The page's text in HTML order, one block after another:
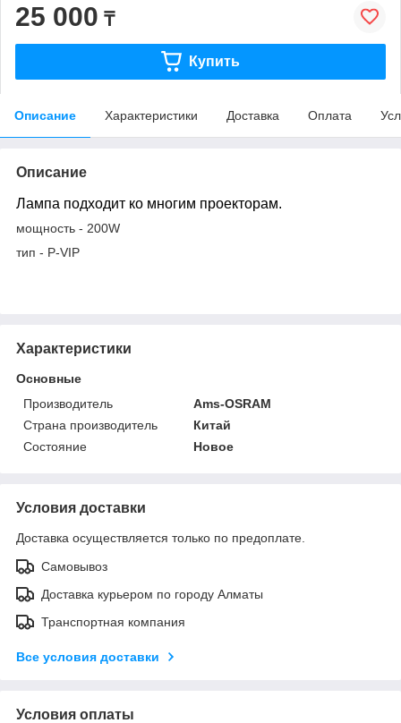
25 000 ₸
Купить
Описание Характеристики Доставка Оплата
Описание
Лампа подходит ко многим проекторам.
мощность - 200W
тип - P-VIP
Характеристики
Основные
Производитель
Ams-OSRAM
Страна производитель
Китай
Состояние
Новое
Условия доставки
Доставка осуществляется только по предоплате.
Самовывоз
Доставка курьером по городу Алматы
Транспортная компания
Все условия доставки
Условия оплаты